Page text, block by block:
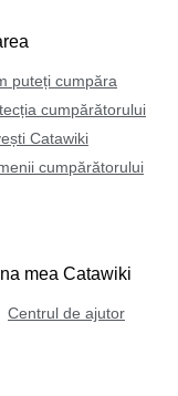
puteți cumpăra
cumpărătorului
Catawiki
cumpărătorului
mea Catawiki
Centrul de ajutor